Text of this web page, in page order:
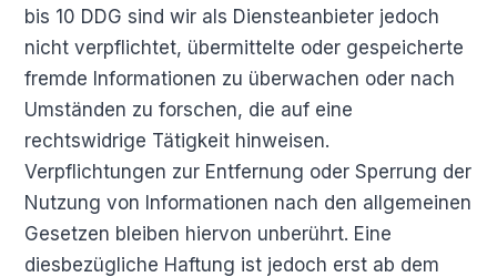
bis 10 DDG sind wir als Diensteanbieter jedoch
nicht verpflichtet, übermittelte oder gespeicherte
fremde Informationen zu überwachen oder nach
Umständen zu forschen, die auf eine
rechtswidrige Tätigkeit hinweisen.
Verpflichtungen zur Entfernung oder Sperrung der
Nutzung von Informationen nach den allgemeinen
Gesetzen bleiben hiervon unberührt. Eine
diesbezügliche Haftung ist jedoch erst ab dem